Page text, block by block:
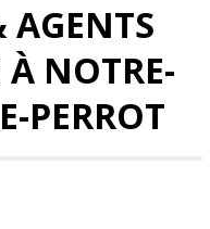
AGENTS
À NOTRE-
PERROT